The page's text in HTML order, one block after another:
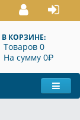
В КОРЗИНЕ:
Товаров 0
На сумму 0P